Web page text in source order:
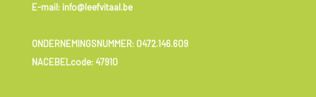
E-mail: info@leefvitaal.be
ONDERNEMINGSNUMMER: 0472.146.609
NACEBELcode: 47910